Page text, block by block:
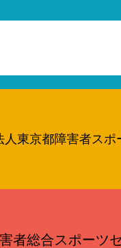
人東京都障害者スポ
者総合スポーツ